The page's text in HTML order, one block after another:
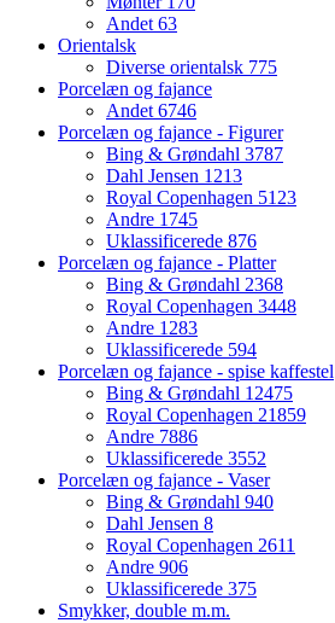
Andet63
Orientalsk
Diverse orientalsk 775
Porcelæn og fajance
Andet6746
Porcelæn og fajance - Figurer
Bing & Grøndahl 3787
Dahl Jensen 1213
Royal Copenhagen 5123
Andre 1745
Uklassificerede 876
Porcelæn og fajance - Platter
Bing & Grøndahl 2368
Royal Copenhagen 3448
Andre 1283
Uklassificerede 594
Porcelæn og fajance - spise kaffestel
Bing & Grøndahl 12475
Royal Copenhagen 21859
Andre 7886
Uklassificerede 3552
Porcelæn og fajance - Vaser
Bing & Grøndahl 940
Dahl Jensen 8
Royal Copenhagen 2611
Andre 906
Uklassificerede 375
Smykker, double m.m.